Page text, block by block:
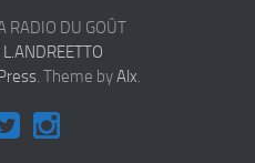
RADIO DU GOÛT
. Theme byAlx.